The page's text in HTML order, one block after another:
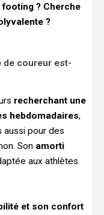
? Cherche
?
de coureur est-
recherchant une
hebdomadaires,
aussi pour des
Son amorti
aux athlètes
et son confort